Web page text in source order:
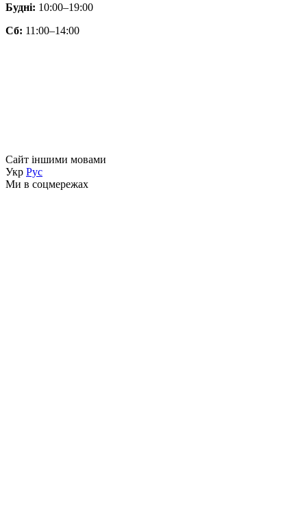
Будні: 10:00–19:00
Сб: 11:00–14:00
Сайт іншими мовами
Укр Рус
Ми в соцмережах